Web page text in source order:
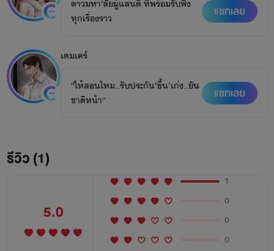
ดาวมหา'ลัยผู้แสนดี ที่พร้อมรับฟัง
ทุกเรื่องราว
แชทเลย
เดมเคร์
“ให้สอนไหม..รับประกัน‘ขึ้น’เก่ง..ยัน
ชาติหน้า”
แชทเลย
รีวิว (1)
5.0
1
0
0
0